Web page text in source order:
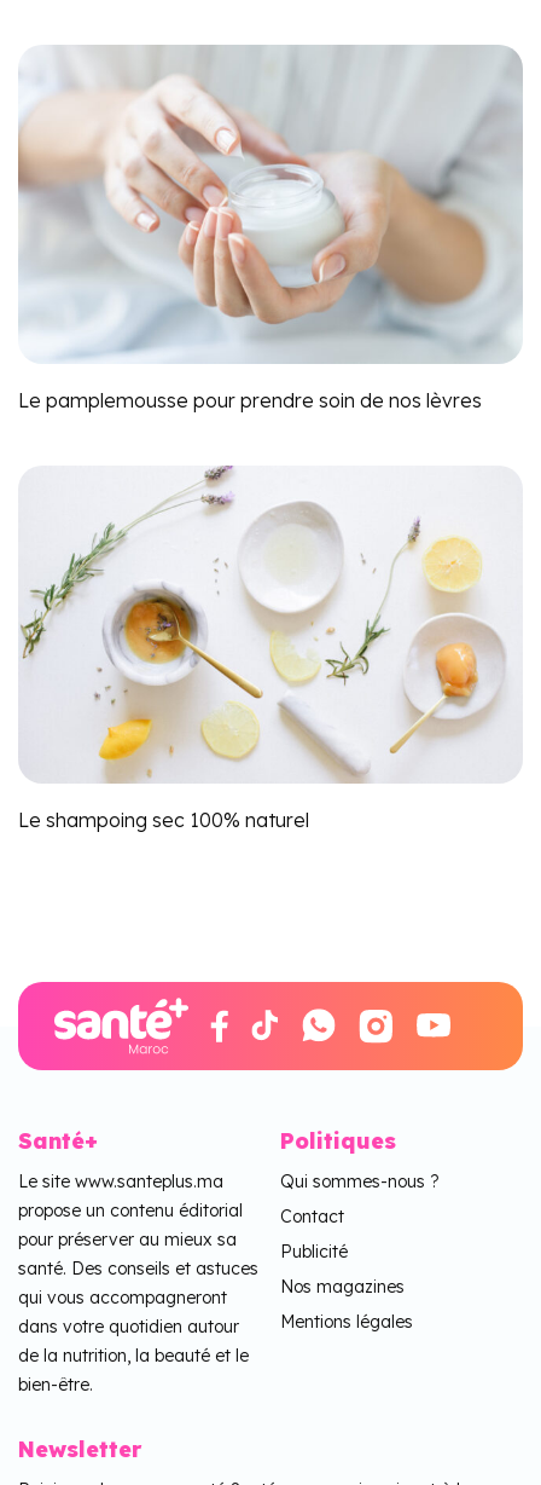
Le pamplemousse pour prendre soin de nos lèvres
Le shampoing sec 100% naturel
Santé+
Le site www.santeplus.ma
propose un contenu éditorial
pour préserver au mieux sa
santé. Des conseils et astuces
qui vous accompagneront
dans votre quotidien autour
de la nutrition, la beauté et le
bien-être.
Politiques
Qui sommes-nous ?
Contact
Publicité
Nos magazines
Mentions légales
Newsletter